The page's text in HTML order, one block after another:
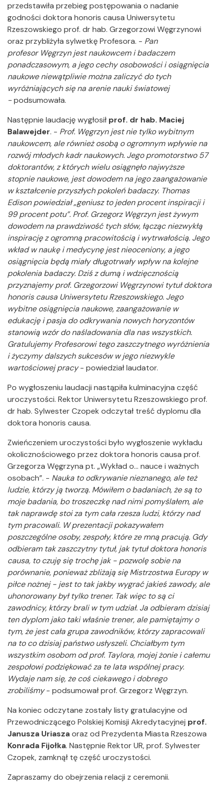
przedstawiła przebieg postępowania o nadanie
godności doktora honoris causa Uniwersytetu
Rzeszowskiego prof. dr hab. Grzegorzowi Węgrzynowi
oraz przybliżyła sylwetkę Profesora. - Pan
profesor Węgrzyn jest naukowcem i badaczem
ponadczasowym, a jego cechy osobowości i osiągnięcia
naukowe niewątpliwie można zaliczyć do tych
wyróżniających się na arenie nauki światowej
-podsumowała.
Następnie laudację wygłosił prof. dr hab. Maciej
Balawejder. - Prof. Węgrzyn jest nie tylko wybitnym
naukowcem, ale również osobą o ogromnym wpływie na
rozwój młodych kadr naukowych. Jego promotorstwo 57
doktorantów, z których wielu osiągnęło najwyższe
stopnie naukowe, jest dowodem na jego zaangażowanie
w kształcenie przyszłych pokoleń badaczy. Thomas
Edison powiedział „geniusz to jeden procent inspiracji i
99 procent potu”. Prof. Grzegorz Węgrzyn jest żywym
dowodem na prawdziwość tych słów, łącząc niezwykłą
inspirację z ogromną pracowitością i wytrwałością. Jego
wkład w naukę i medycynę jest nieoceniony, a jego
osiągnięcia będą miały długotrwały wpływ na kolejne
pokolenia badaczy. Dziś z dumą i wdzięcznością
przyznajemy prof. Grzegorzowi Węgrzynowi tytuł doktora
honoris causa Uniwersytetu Rzeszowskiego. Jego
wybitne osiągnięcia naukowe, zaangażowanie w
edukację i pasja do odkrywania nowych horyzontów
stanowią wzór do naśladowania dla nas wszystkich.
Gratulujemy Profesorowi tego zaszczytnego wyróżnienia
i życzymy dalszych sukcesów w jego niezwykle
wartościowej pracy- powiedział laudator.
Po wygłoszeniu laudacji nastąpiła kulminacyjna część
uroczystości. Rektor Uniwersytetu Rzeszowskiego prof.
dr hab. Sylwester Czopek odczytał treść dyplomu dla
doktora honoris causa.
Zwieńczeniem uroczystości było wygłoszenie wykładu
okolicznościowego przez doktora honoris causa prof.
Grzegorza Węgrzyna pt. „Wykład o… nauce i ważnych
osobach”. - Nauka to odkrywanie nieznanego, ale też
ludzie, którzy ją tworzą. Mówiłem o badaniach, że są to
moje badania, bo troszeczkę nad nimi pomyślałem, ale
tak naprawdę stoi za tym cała rzesza ludzi, którzy nad
tym pracowali. W prezentacji pokazywałem
poszczególne osoby, zespoły, które ze mną pracują. Gdy
odbieram tak zaszczytny tytuł, jak tytuł doktora honoris
causa, to czuję się trochę jak - pozwolę sobie na
porównanie, ponieważ zbliżają się Mistrzostwa Europy w
piłce nożnej - jest to tak jakby wygrać jakieś zawody, ale
uhonorowany był tylko trener. Tak więc to są ci
zawodnicy, którzy brali w tym udział. Ja odbieram dzisiaj
ten dyplom jako taki właśnie trener, ale pamiętajmy o
tym, że jest cała grupa zawodników, którzy zapracowali
na to co dzisiaj państwo usłyszeli. Chciałbym tym
wszystkim osobom od prof. Taylora, mojej żonie i całemu
zespołowi podziękować za te lata wspólnej pracy.
Wydaje nam się, że coś ciekawego i dobrego
zrobiliśmy- podsumował prof. Grzegorz Węgrzyn.
Na koniec odczytane zostały listy gratulacyjne od
Przewodniczącego Polskiej Komisji Akredytacyjnej prof.
Janusza Uriaszaoraz od Prezydenta Miasta Rzeszowa
Konrada Fijołka. Następnie Rektor UR, prof. Sylwester
Czopek, zamknął tę część uroczystości.
Zapraszamy do obejrzenia relacji z ceremonii.